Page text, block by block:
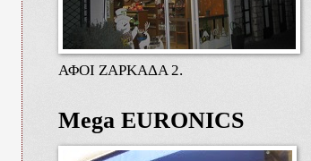
ΑΦΟΙ ΖΑΡΚΑΔΑ 2.
Mega EURONICS